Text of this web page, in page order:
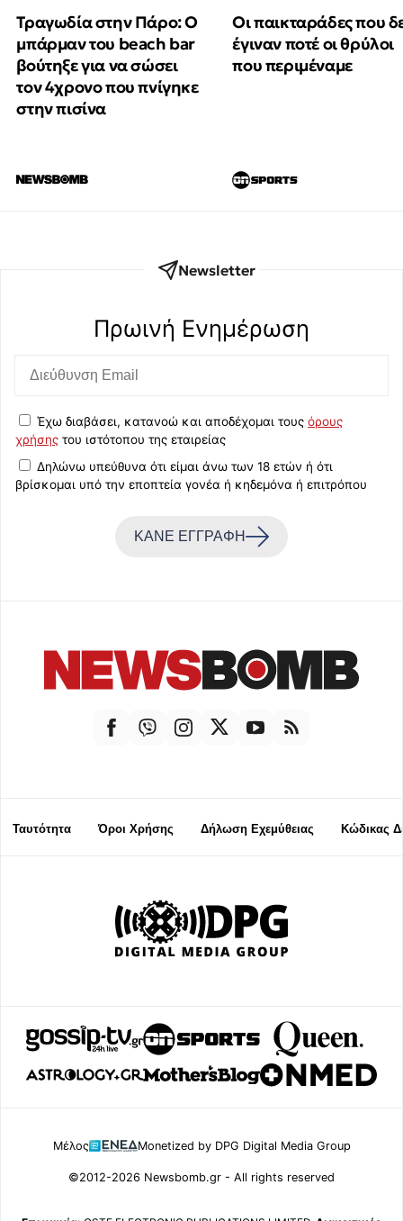
Τραγωδία στην Πάρο: Ο
μπάρμαν του beach bar
βούτηξε για να σώσει
τον 4χρονο που πνίγηκε
στην πισίνα
Οι παικταράδες που
έγιναν ποτέ οι θρύλοι
που περιμέναμε
Newsletter
Πρωινή Eνημέρωση
Έχω διαβάσει, κατανοώ και αποδέχομαι τους όρους
χρήσης του ιστότοπου της εταιρείας
Δηλώνω υπεύθυνα ότι είμαι άνω των 18 ετών ή ότι
βρίσκομαι υπό την εποπτεία γονέα ή κηδεμόνα ή επιτρόπου
ΚΑΝΕ ΕΓΓΡΑΦΗ
Ταυτότητα Όροι Χρήσης Δήλωση Εχεμύθειας Κώδικας
Μέλος Monetized by DPG Digital Media Group
©2012-2026 Newsbomb.gr - All rights reserved